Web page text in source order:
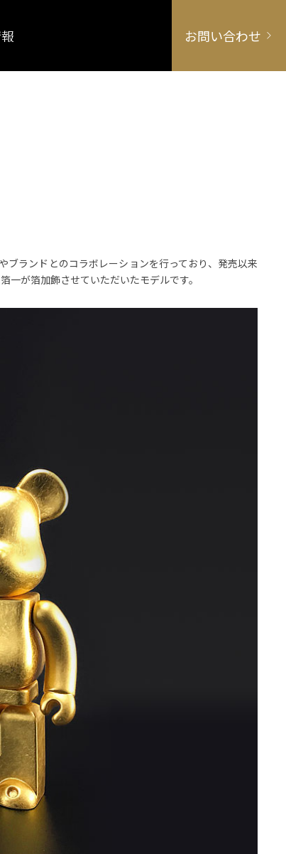
お問い合わせ
ブランドとのコラボレーションを行っており、発売以来
が箔加飾させていただいたモデルです。